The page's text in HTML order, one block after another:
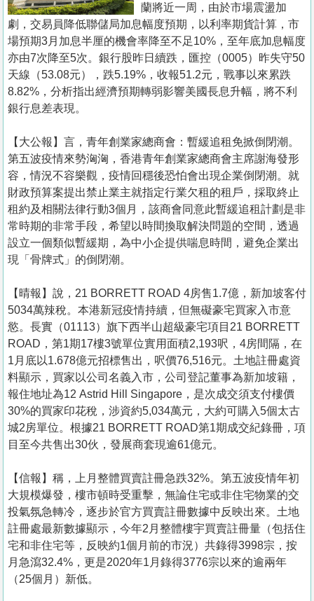
手
冊
關
於
我
們
蘭將近一周，由於市場震盪加
劇，交易員降低聯儲局加息幅度預期，以利率期貨計算，市
場預期3月加息半厘的機會率降至不足10%，至年底加息幅度
亦由7次降至5次。銀行股昨日續跌，匯控（0005）昨失守50
天線（53.08元），跌5.19%，收報51.2元，戰事以來累跌
8.82%，分析指出經濟預期轉弱影響美國長息升幅，將不利
銀行息差表現。
【大公報】言，青年創業家總商會：暫緩追租免掀倒閉潮。
第五波疫情來勢洶洶，香港青年創業家總商會主席謝海發形
容，情況不容樂觀，疫情回穩後恐怕會出現企業倒閉潮。就
財政預算案提出禁止業主就指定行業欠租的租戶，採取終止
租約及相關法律行動3個月，該商會同意此暫緩追租計劃是非
常時期的非常手段，希望以時間換取解決問題的空間，透過
設立一個類似暫緩期，為中小企提供喘息時間，避免企業出
現「骨牌式」的倒閉潮。
【晴報】說，21 BORRETT ROAD 4房售1.7億，新加坡客付
5034萬辣稅。本港新冠疫情持續，但無礙豪宅買家入市意
慾。長實（01113）旗下西半山超級豪宅項目21 BORRETT
ROAD，第1期17樓3號單位實用面積2,193呎，4房間隔，在
1月底以1.678億元招標售出，呎價76,516元。土地註冊處資
料顯示，買家以公司名義入市，公司登記董事為新加坡籍，
報住地址為12 Astrid Hill Singapore，是次成交須支付樓價
30%的買家印花稅，涉資約5,034萬元，大約可購入5個太古
城2房單位。根據21 BORRETT ROAD第1期成交紀錄冊，項
目至今共售出30伙，發展商套現逾61億元。
【信報】稱，上月整體買賣註冊急跌32%。第五波疫情年初
大規模爆發，樓市頓時受重擊，無論住宅或非住宅物業的交
投氣氛急轉冷，逐步於官方買賣註冊數據中反映出來。土地
註冊處最新數據顯示，今年2月整體樓宇買賣註冊量（包括住
宅和非住宅等，反映約1個月前的市況）共錄得3998宗，按
月急瀉32.4%，更是2020年1月錄得3776宗以來的逾兩年
（25個月）新低。